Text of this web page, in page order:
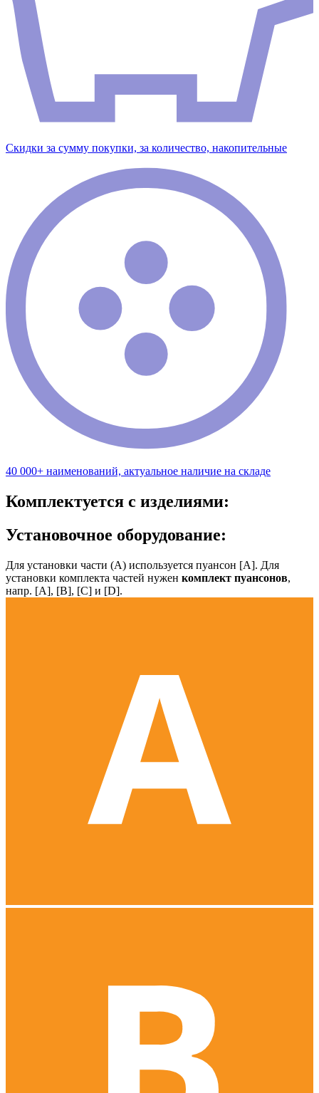
Скидки за сумму покупки, за количество, накопительные
40 000+ наименований, актуальное наличие на складе
Комплектуется с изделиями:
Установочное оборудование:
Для установки части (А) используется пуансон [А]. Для
установки комплекта частей нужен комплект пуансонов,
напр. [А], [B], [С] и [D].